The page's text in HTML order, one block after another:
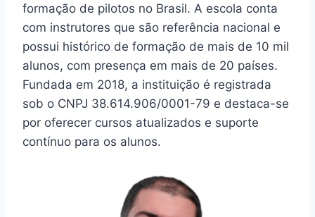
formação de pilotos no Brasil. A escola conta
com instrutores que são referência nacional e
possui histórico de formação de mais de 10 mil
alunos, com presença em mais de 20 países.
Fundada em 2018, a instituição é registrada
sob o CNPJ 38.614.906/0001-79 e destaca-se
por oferecer cursos atualizados e suporte
contínuo para os alunos.